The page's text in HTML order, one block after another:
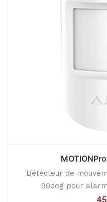
Détecteur de
90deg pour